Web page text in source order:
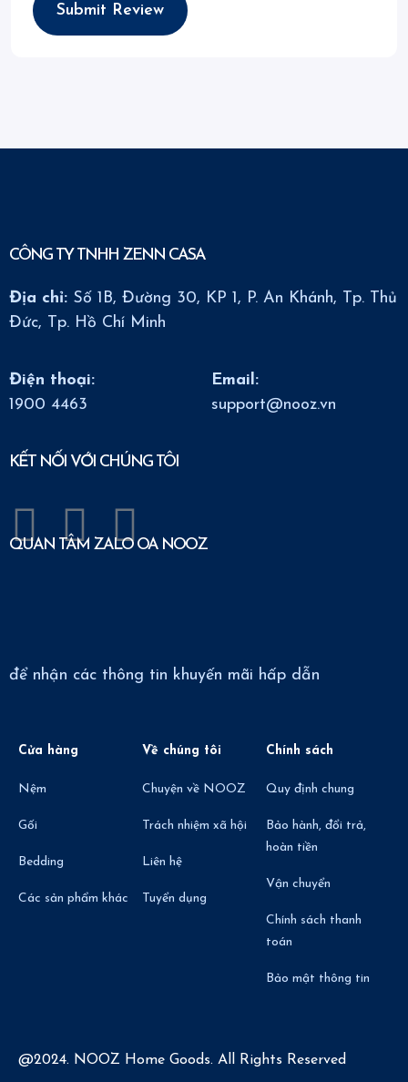
Submit Review
CÔNG TY TNHH ZENN CASA
Địa chỉ: Số 1B, Đường 30, KP 1, P. An Khánh, Tp. Thủ
Đức, Tp. Hồ Chí Minh
Điện thoại:
1900 4463
Email:
support@nooz.vn
KẾT NỐI VỚI CHÚNG TÔI
QUAN TÂM ZALO OA NOOZ
để nhận các thông tin khuyến mãi hấp dẫn
Cửa hàng
Nệm
Gối
Bedding
Các sản phẩm khác
Về chúng tôi
Chuyện về NOOZ
Trách nhiệm xã hội
Liên hệ
Tuyển dụng
Chính sách
Quy định chung
Bảo hành, đổi trả,
hoàn tiền
Vận chuyển
Chính sách thanh
toán
Bảo mật thông tin
@2024. NOOZ Home Goods. All Rights Reserved